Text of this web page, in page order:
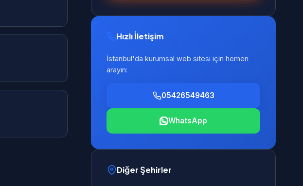
Hızlı İletişim
İstanbul'da kurumsal web sitesi için hemen
arayın:
05426549463
WhatsApp
Diğer Şehirler